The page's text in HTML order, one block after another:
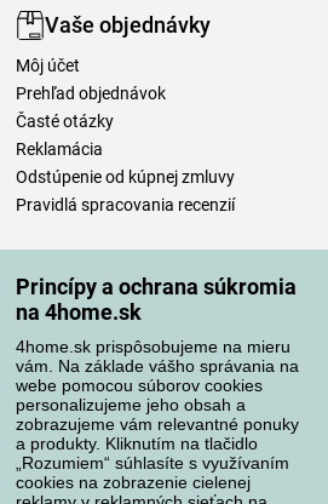
Princípy a ochrana súkromia
na 4home.sk
4home.sk prispôsobujeme na mieru
vám. Na základe vášho správania na
webe pomocou súborov cookies
personalizujeme jeho obsah a
zobrazujeme vám relevantné ponuky
a produkty. Kliknutím na tlačidlo
„Rozumiem“ súhlasíte s využívaním
cookies na zobrazenie cielenej
Vaše objednávky
Môj účet
Prehľad objednávok
Časté otázky
Reklamácia
Odstúpenie od kúpnej zmluvy
Pravidlá spracovania recenzií
Spôsoby platby
Spoľahlivý obchod